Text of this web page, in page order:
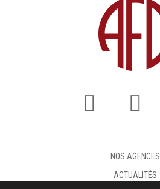
NOS AGENCES
ACTUALITÉS